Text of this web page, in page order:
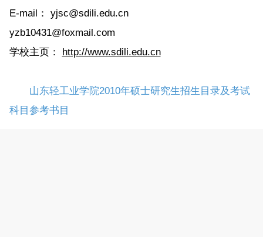
E-mail： yjsc@sdili.edu.cn
yzb10431@foxmail.com
学校主页： http://www.sdili.edu.cn
山东轻工业学院2010年硕士研究生招生目录及考试
科目参考书目